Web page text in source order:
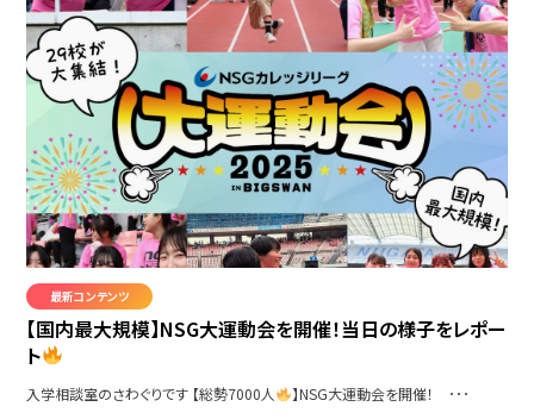
最新コンテンツ
【国内最大規模】NSG大運動会を開催！当日の様子をレポー
ト
入学相談室のさわぐりです 【総勢7000人 】NSG大運動会を開催！ ･･･